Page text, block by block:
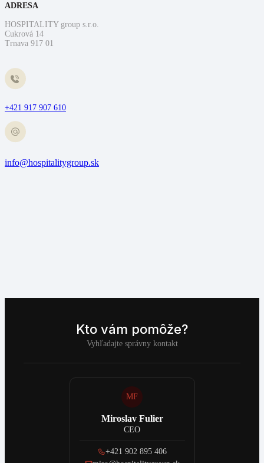
ADRESA
HOSPITALITY group s.r.o.
Cukrová 14
Trnava 917 01
+421 917 907 610
info@hospitalitygroup.sk
Kto vám pomôže?
Vyhľadajte správny kontakt
MF
Miroslav Fulier
CEO
+421 902 895 406